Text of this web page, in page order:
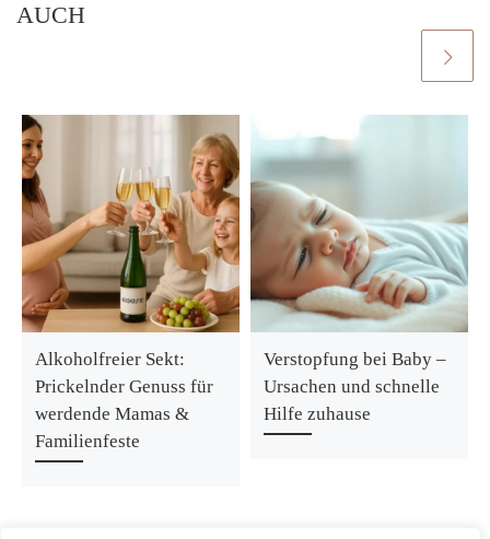
AUCH
Alkoholfreier Sekt:
Prickelnder Genuss für
werdende Mamas &
Familienfeste
Verstopfung bei Baby –
Ursachen und schnelle
Hilfe zuhause